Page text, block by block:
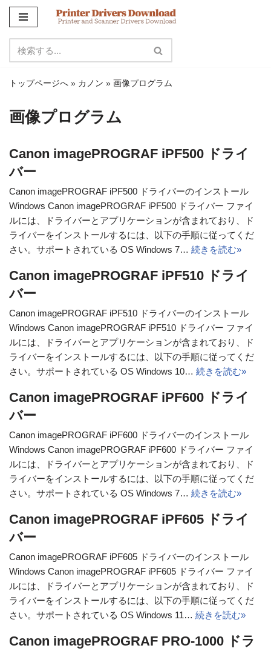
ン
テ
ツ
ス
ッ
トップページへ » カノン » 画像プログラム
画像プログラム
Canon imagePROGRAF iPF500 ドライ
バー
Canon imagePROGRAF iPF500 ドライバーのインストール
Windows Canon imagePROGRAF iPF500 ドライバー ファイ
ルには、ドライバーとアプリケーションが含まれており、ド
ライバーをインストールするには、以下の手順に従ってくだ
さい。サポートされている OS Windows 7… 続きを読む»
Canon imagePROGRAF iPF510 ドライ
バー
Canon imagePROGRAF iPF510 ドライバーのインストール
Windows Canon imagePROGRAF iPF510 ドライバー ファイ
ルには、ドライバーとアプリケーションが含まれており、ド
ライバーをインストールするには、以下の手順に従ってくだ
さい。サポートされている OS Windows 10… 続きを読む»
Canon imagePROGRAF iPF600 ドライ
バー
Canon imagePROGRAF iPF600 ドライバーのインストール
Windows Canon imagePROGRAF iPF600 ドライバー ファイ
ルには、ドライバーとアプリケーションが含まれており、ド
ライバーをインストールするには、以下の手順に従ってくだ
さい。サポートされている OS Windows 7… 続きを読む»
Canon imagePROGRAF iPF605 ドライ
バー
Canon imagePROGRAF iPF605 ドライバーのインストール
Windows Canon imagePROGRAF iPF605 ドライバー ファイ
ルには、ドライバーとアプリケーションが含まれており、ド
ライバーをインストールするには、以下の手順に従ってくだ
さい。サポートされている OS Windows 11… 続きを読む»
Canon imagePROGRAF PRO-1000 ドラ